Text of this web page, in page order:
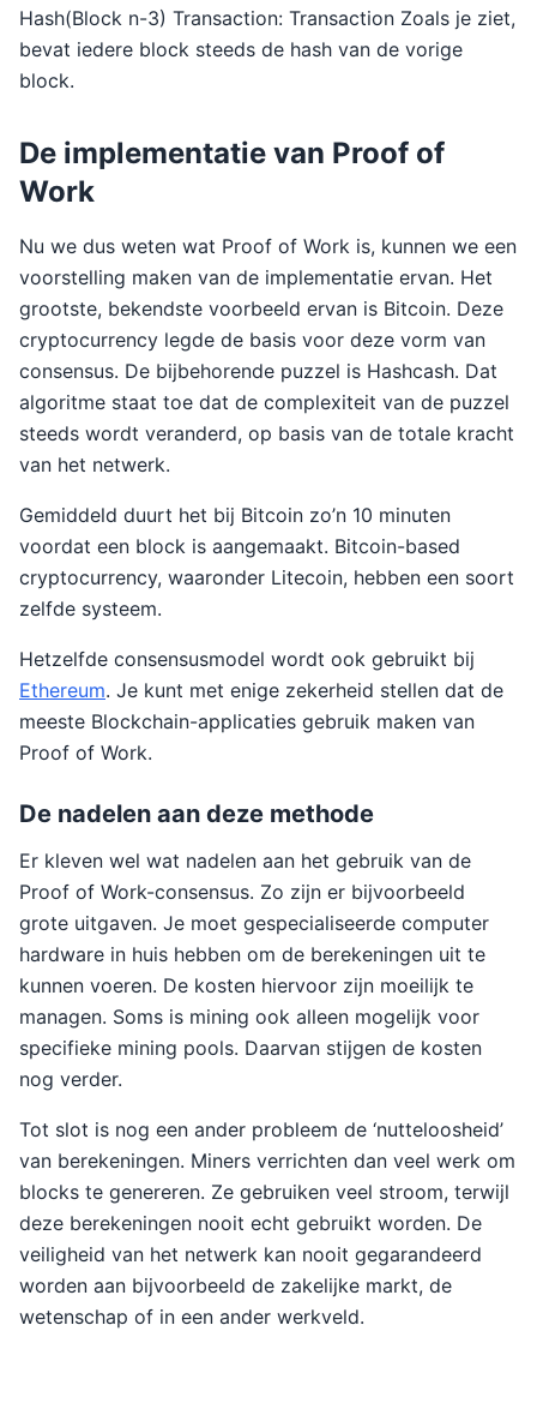
Hash(Block n-3) Transaction: Transaction Zoals je ziet,
bevat iedere block steeds de hash van de vorige
block.
De implementatie van Proof of
Work
Nu we dus weten wat Proof of Work is, kunnen we een
voorstelling maken van de implementatie ervan. Het
grootste, bekendste voorbeeld ervan is Bitcoin. Deze
cryptocurrency legde de basis voor deze vorm van
consensus. De bijbehorende puzzel is Hashcash. Dat
algoritme staat toe dat de complexiteit van de puzzel
steeds wordt veranderd, op basis van de totale kracht
van het netwerk.
Gemiddeld duurt het bij Bitcoin zo’n 10 minuten
voordat een block is aangemaakt. Bitcoin-based
cryptocurrency, waaronder Litecoin, hebben een soort
zelfde systeem.
Hetzelfde consensusmodel wordt ook gebruikt bij
Ethereum. Je kunt met enige zekerheid stellen dat de
meeste Blockchain-applicaties gebruik maken van
Proof of Work.
De nadelen aan deze methode
Er kleven wel wat nadelen aan het gebruik van de
Proof of Work-consensus. Zo zijn er bijvoorbeeld
grote uitgaven. Je moet gespecialiseerde computer
hardware in huis hebben om de berekeningen uit te
kunnen voeren. De kosten hiervoor zijn moeilijk te
managen. Soms is mining ook alleen mogelijk voor
specifieke mining pools. Daarvan stijgen de kosten
nog verder.
Tot slot is nog een ander probleem de ‘nutteloosheid’
van berekeningen. Miners verrichten dan veel werk om
blocks te genereren. Ze gebruiken veel stroom, terwijl
deze berekeningen nooit echt gebruikt worden. De
veiligheid van het netwerk kan nooit gegarandeerd
worden aan bijvoorbeeld de zakelijke markt, de
wetenschap of in een ander werkveld.